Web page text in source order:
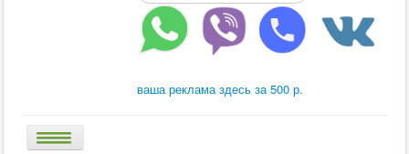
ваша реклама здесь за 500 р.